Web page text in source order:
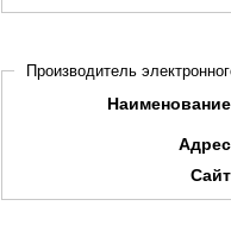
Производитель
Наименование
Адрес
Сайт